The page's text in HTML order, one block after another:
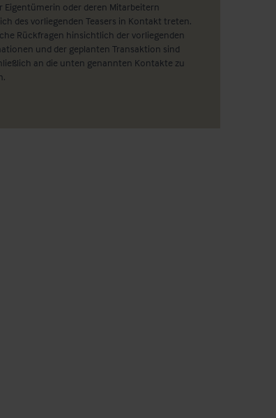
Eigentümerin oder deren Mitarbeitern
des vorliegenden Teasers in Kontakt treten.
Rückfragen hinsichtlich der vorliegenden
und der geplanten Transaktion sind
an die unten genannten Kontakte zu